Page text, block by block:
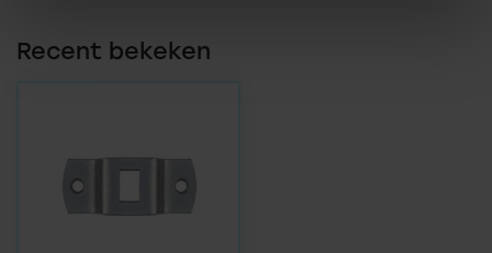
Recent bekeken